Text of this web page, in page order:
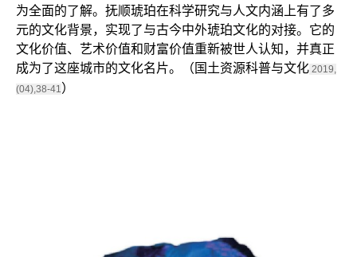
为全面的了解。抚顺琥珀在科学研究与人文内涵上有了多
元的文化背景，实现了与古今中外琥珀文化的对接。它的
文化价值、艺术价值和财富价值重新被世人认知，并真正
成为了这座城市的文化名片。（国土资源科普与文化 2019,
(04),38-41）